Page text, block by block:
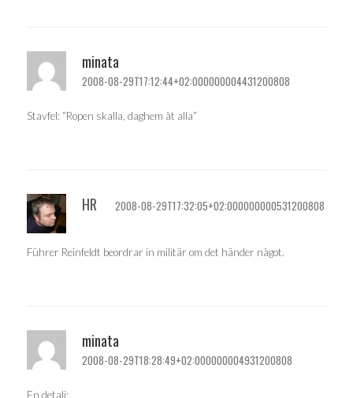
minata
2008-08-29T17:12:44+02:000000004431200808
Stavfel: “Ropen skalla, daghem åt alla”
HR 2008-08-29T17:32:05+02:000000000531200808
Führer Reinfeldt beordrar in militär om det händer något.
minata
2008-08-29T18:28:49+02:000000004931200808
En detalj: